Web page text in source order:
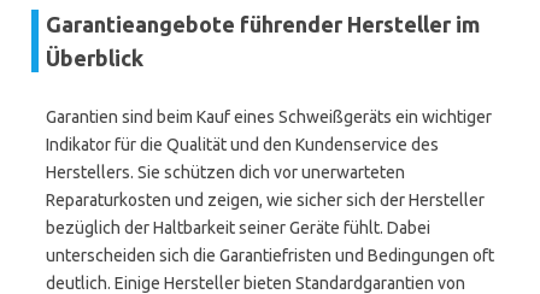
Garantieangebote führender Hersteller im
Überblick
Garantien sind beim Kauf eines Schweißgeräts ein wichtiger
Indikator für die Qualität und den Kundenservice des
Herstellers. Sie schützen dich vor unerwarteten
Reparaturkosten und zeigen, wie sicher sich der Hersteller
bezüglich der Haltbarkeit seiner Geräte fühlt. Dabei
unterscheiden sich die Garantiefristen und Bedingungen oft
deutlich. Einige Hersteller bieten Standardgarantien von